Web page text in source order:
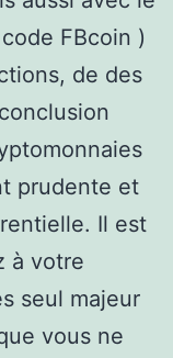
FBcoin )
de des
prudente et
Il est
à votre
seul majeur
vous ne